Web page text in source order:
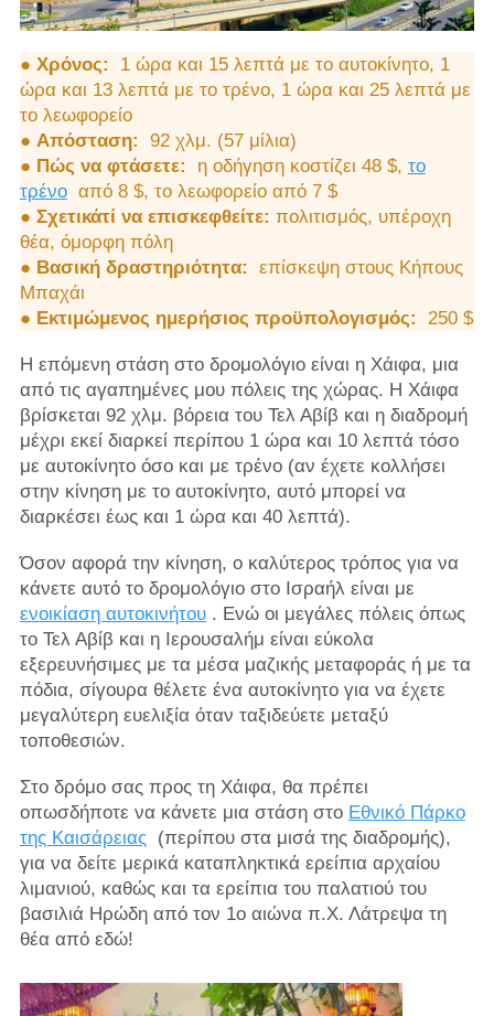
● Χρόνος: 1 ώρα και 15 λεπτά με το αυτοκίνητο, 1
ώρα και 13 λεπτά με το τρένο, 1 ώρα και 25 λεπτά με
το λεωφορείο
● Απόσταση: 92 χλμ. (57 μίλια)
● Πώς να φτάσετε: η οδήγηση κοστίζει 48 $, το
τρένοαπό 8 $, το λεωφορείο από 7 $
● Σχετικάτί να επισκεφθείτε: πολιτισμός, υπέροχη
θέα, όμορφη πόλη
● Βασική δραστηριότητα: επίσκεψη στους Κήπους
Μπαχάι
● Εκτιμώμενος ημερήσιος προϋπολογισμός: 250 $
Η επόμενη στάση στο δρομολόγιο είναι η Χάιφα, μια
από τις αγαπημένες μου πόλεις της χώρας. Η Χάιφα
βρίσκεται 92 χλμ. βόρεια του Τελ Αβίβ και η διαδρομή
μέχρι εκεί διαρκεί περίπου 1 ώρα και 10 λεπτά τόσο
με αυτοκίνητο όσο και με τρένο (αν έχετε κολλήσει
στην κίνηση με το αυτοκίνητο, αυτό μπορεί να
διαρκέσει έως και 1 ώρα και 40 λεπτά).
Όσον αφορά την κίνηση, ο καλύτερος τρόπος για να
κάνετε αυτό το δρομολόγιο στο Ισραήλ είναι με
ενοικίαση αυτοκινήτου. Ενώ οι μεγάλες πόλεις όπως
το Τελ Αβίβ και η Ιερουσαλήμ είναι εύκολα
εξερευνήσιμες με τα μέσα μαζικής μεταφοράς ή με τα
πόδια, σίγουρα θέλετε ένα αυτοκίνητο για να έχετε
μεγαλύτερη ευελιξία όταν ταξιδεύετε μεταξύ
τοποθεσιών.
Στο δρόμο σας προς τη Χάιφα, θα πρέπει
οπωσδήποτε να κάνετε μια στάση στο Εθνικό Πάρκο
της Καισάρειας (περίπου στα μισά της διαδρομής),
για να δείτε μερικά καταπληκτικά ερείπια αρχαίου
λιμανιού, καθώς και τα ερείπια του παλατιού του
βασιλιά Ηρώδη από τον 1ο αιώνα π.Χ. Λάτρεψα τη
θέα από εδώ!